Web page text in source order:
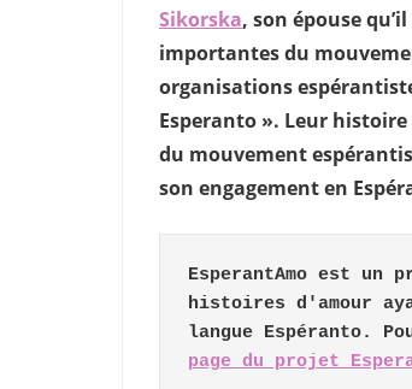
Sikorska, son épouse
importantes du
organisations
Esperanto ». Leur
du mouvement
son engagement en
EsperantAmo est un
histoires d'amour
langue Espéranto.
page du projet